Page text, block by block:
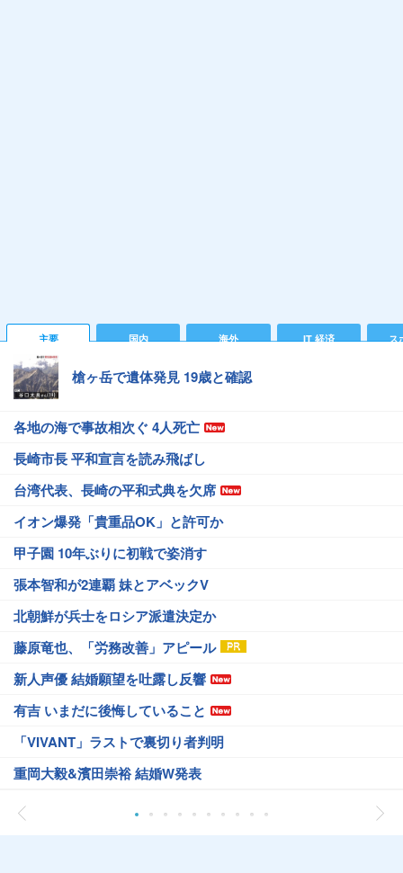
主要 国内 海外 IT 経済 ス
槍ヶ岳で遺体発見 19歳と確認
各地の海で事故相次ぐ 4人死亡
長崎市長 平和宣言を読み飛ばし
台湾代表、長崎の平和式典を欠席
イオン爆発「貴重品OK」と許可か
甲子園 10年ぶりに初戦で姿消す
張本智和が2連覇 妹とアベックV
北朝鮮が兵士をロシア派遣決定か
藤原竜也、「労務改善」アピール
新人声優 結婚願望を吐露し反響
有吉 いまだに後悔していること
「VIVANT」ラストで裏切り者判明
重岡大毅&濱田崇裕 結婚W発表